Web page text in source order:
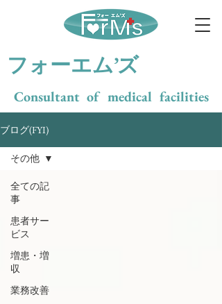
Consultant of medical facilities
​フォーエム’ズ
ブログ(FYI)
全ての記
事
患者サー
ビス
増患・増
収
業務改善
その他